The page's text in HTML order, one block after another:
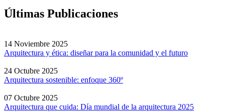
Últimas Publicaciones
14 Noviembre 2025
Arquitectura y ética: diseñar para la comunidad y el futuro
24 Octubre 2025
Arquitectura sostenible: enfoque 360º
07 Octubre 2025
Arquitectura que cuida: Día mundial de la arquitectura 2025